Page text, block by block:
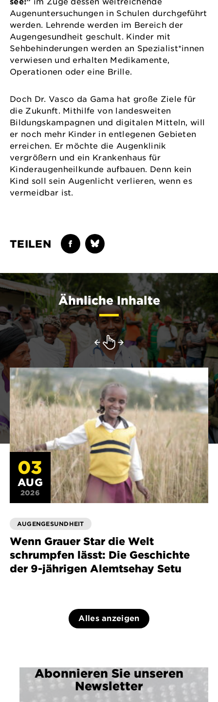
Augenuntersuchungen in Schulen durchgeführt
werden. Lehrende werden im Bereich der
Augengesundheit geschult. Kinder mit
Sehbehinderungen werden an Spezialist*innen
verwiesen und erhalten Medikamente,
Operationen oder eine Brille.
Doch Dr. Vasco da Gama hat große Ziele für
die Zukunft. Mithilfe von landesweiten
Bildungskampagnen und digitalen Mitteln, will
er noch mehr Kinder in entlegenen Gebieten
erreichen. Er möchte die Augenklinik
vergrößern und ein Krankenhaus für
Kinderaugenheilkunde aufbauen. Denn kein
Kind soll sein Augenlicht verlieren, wenn es
vermeidbar ist.
TEILEN
Ähnliche Inhalte
03
AUG
2026
AUGENGESUNDHEIT
Wenn Grauer Star die Welt
schrumpfen lässt: Die Geschichte
der 9-jährigen Alemtsehay Setu
Alles anzeigen
Abonnieren Sie unseren
Newsletter